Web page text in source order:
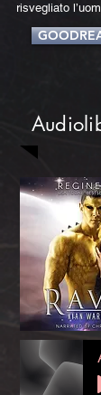
risvegliato